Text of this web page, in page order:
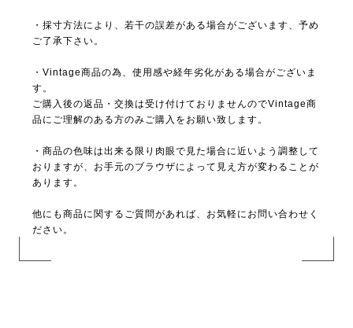
・採寸方法により、若干の誤差がある場合がございます、予め
ご了承下さい。
・Vintage商品の為、使用感や経年劣化がある場合がございま
す。
ご購入後の返品・交換は受け付けておりませんのでVintage商
品にご理解のある方のみご購入をお願い致します。
・商品の色味は出来る限り肉眼で見た場合に近いよう調整して
おりますが、お手元のブラウザによって見え方が変わることが
あります。
他にも商品に関するご質問があれば、お気軽にお問い合わせく
ださい。